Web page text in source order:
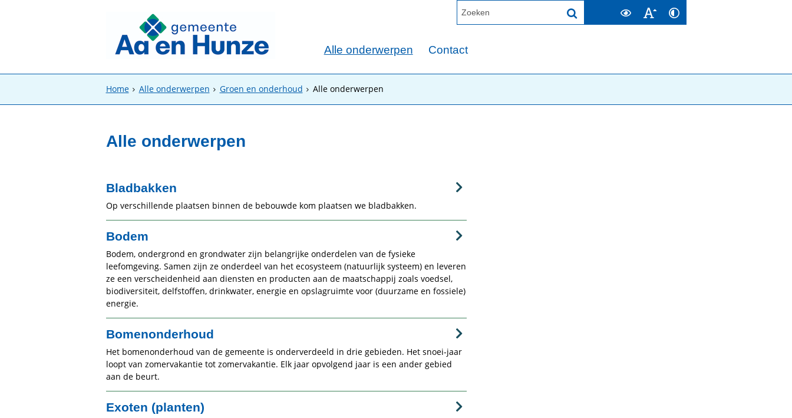
Alle onderwerpen Contact
Home Alle onderwerpen Groen en onderhoud Alle onderwerpen
Alle onderwerpen
Bladbakken
Op verschillende plaatsen binnen de bebouwde kom plaatsen we bladbakken.
Bodem
Bodem, ondergrond en grondwater zijn belangrijke onderdelen van de fysieke
leefomgeving. Samen zijn ze onderdeel van het ecosysteem (natuurlijk systeem) en leveren
ze een verscheidenheid aan diensten en producten aan de maatschappij zoals voedsel,
biodiversiteit, delfstoffen, drinkwater, energie en opslagruimte voor (duurzame en fossiele)
energie.
Bomenonderhoud
Het bomenonderhoud van de gemeente is onderverdeeld in drie gebieden. Het snoei-jaar
loopt van zomervakantie tot zomervakantie. Elk jaar opvolgend jaar is een ander gebied
aan de beurt.
Exoten (planten)